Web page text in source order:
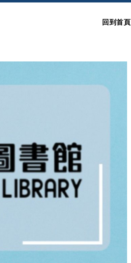
回到首頁